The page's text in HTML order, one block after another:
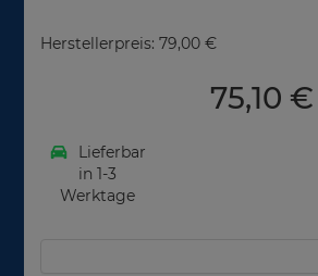
Herstellerpreis: 79,00 €
75,10 €
Lieferbar
in 1-3
Werktage